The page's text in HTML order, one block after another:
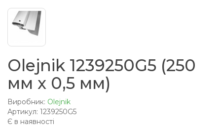
Olejnik 1239250G5 (250
мм x 0,5 мм)
Виробник: Olejnik
Артикул: 1239250G5
Є в наявності